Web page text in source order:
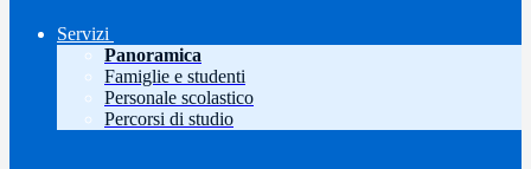
Servizi
Panoramica
Famiglie e studenti
Personale scolastico
Percorsi di studio